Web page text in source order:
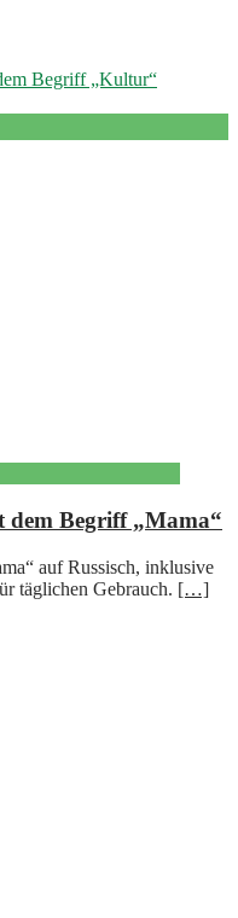
Begriff „Kultur“
dem Begriff „Mama“
auf Russisch, inklusive
täglichen Gebrauch. […]